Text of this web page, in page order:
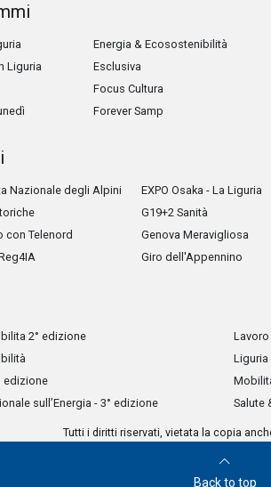
Liguria
Energia & Ecosostenibilità
Esclusiva
Focus Cultura
Forever Samp
Nazionale degli Alpini
con Telenord
EXPO Osaka - La Liguria
G19+2 Sanità
Genova Meravigliosa
Giro dell'Appennino
2° edizione
edizione
sull’Energia - 3° edizione
Lavoro
Liguria
Salute
Tutti i diritti riservati, vietata la copia
Back to top